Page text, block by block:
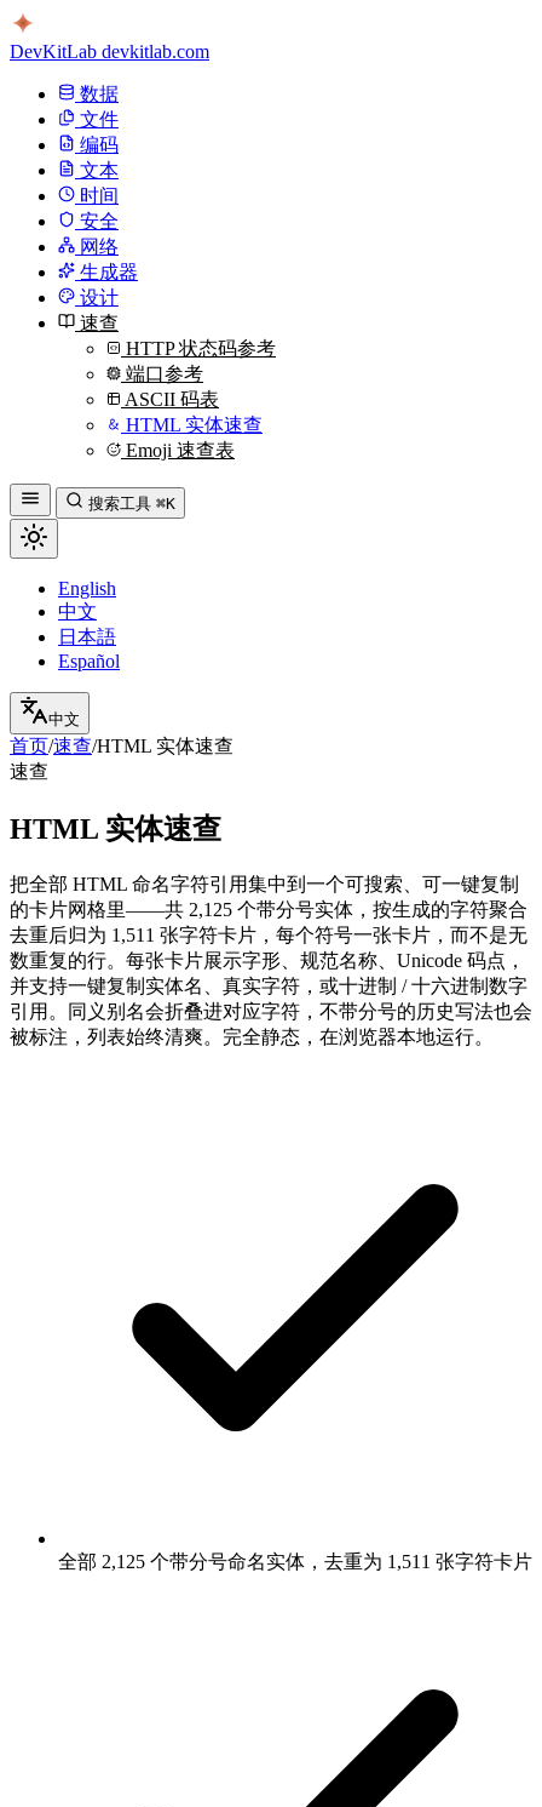
DevKitLab devkitlab.com
数据
文件
编码
文本
时间
安全
网络
生成器
设计
速查
HTTP 状态码参考
端口参考
ASCII 码表
HTML 实体速查
Emoji 速查表
搜索工具 ⌘K
English
中文
日本語
Español
中文
首页/速查/HTML 实体速查
速查
HTML 实体速查
把全部 HTML 命名字符引用集中到一个可搜索、可一键复制
的卡片网格里——共 2,125 个带分号实体，按生成的字符聚合
去重后归为 1,511 张字符卡片，每个符号一张卡片，而不是无
数重复的行。每张卡片展示字形、规范名称、Unicode 码点，
并支持一键复制实体名、真实字符，或十进制 / 十六进制数字
引用。同义别名会折叠进对应字符，不带分号的历史写法也会
被标注，列表始终清爽。完全静态，在浏览器本地运行。
全部 2,125 个带分号命名实体，去重为 1,511 张字符卡片